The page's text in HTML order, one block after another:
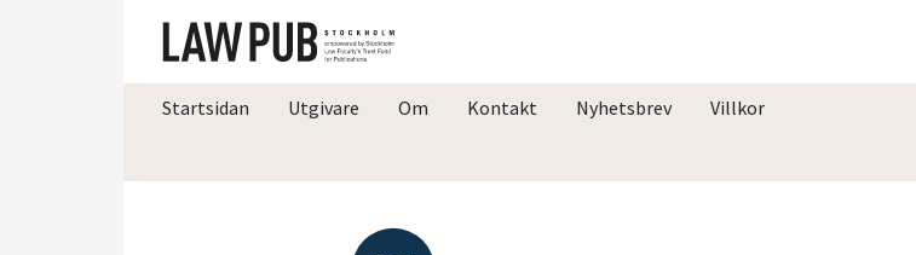
Startsidan Utgivare Om Kontakt Nyhetsbrev Villkor